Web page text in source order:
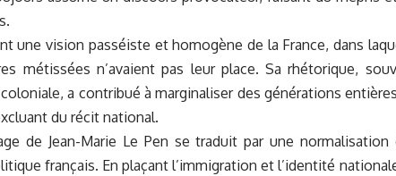
une vision passéiste et homogène de la France, dans
métissées n’avaient pas leur place. Sa rhétorique,
a contribué à marginaliser des générations
du récit national.
de Jean-Marie Le Pen se traduit par une normalisation
français. En plaçant l’immigration et l’identité